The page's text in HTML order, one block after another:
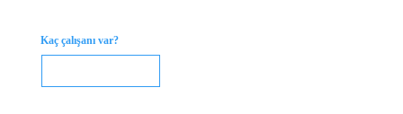
Kaç çalışanı var?